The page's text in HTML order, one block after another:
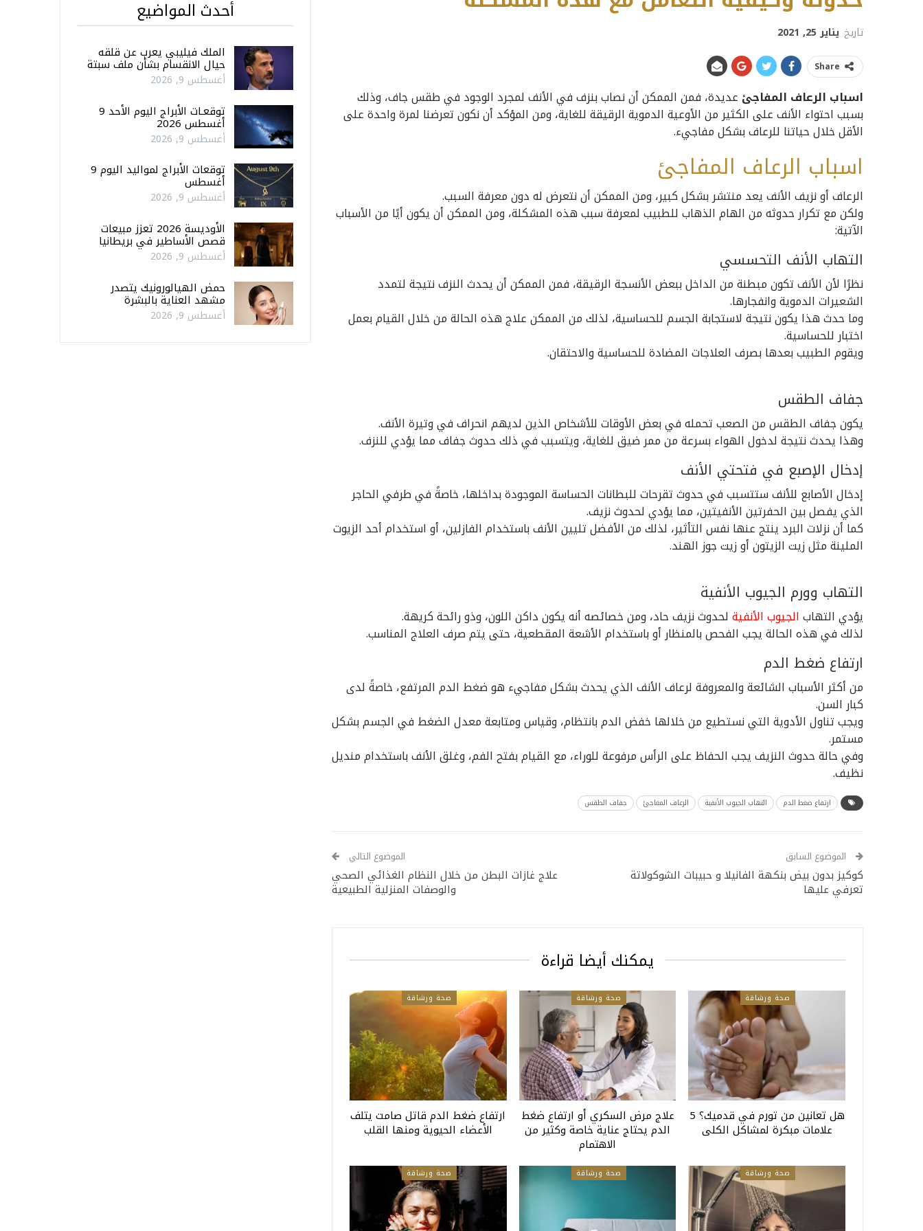
تاريخ يناير 25, 2021
Share
اسباب الرعاف المفاجئ عديدة، فمن الممكن أن نصاب بنزف في الأنف لمجرد الوجود في طقس جاف، وذلك
بسبب احتواء الأنف على الكثير من الأوعية الدموية الرقيقة للغاية، ومن المؤكد أن نكون تعرضنا لمرة واحدة على
الأقل خلال حياتنا للرعاف بشكل مفاجيء.
اسباب الرعاف المفاجئ
الرعاف أو نزيف الأنف يعد منتشر بشكل كبير، ومن الممكن أن نتعرض له دون معرفة السبب.
ولكن مع تكرار حدوثه من الهام الذهاب للطبيب لمعرفة سبب هذه المشكلة، ومن الممكن أن يكون أيًا من الأسباب
الآتية:
التهاب الأنف التحسسي
نظرًا لأن الأنف تكون مبطنة من الداخل ببعض الأنسجة الرقيقة، فمن الممكن أن يحدث النزف نتيجة لتمدد
الشعيرات الدموية وانفجارها.
وما حدث هذا يكون نتيجة لاستجابة الجسم للحساسية، لذلك من الممكن علاج هذه الحالة من خلال القيام بعمل
اختبار للحساسية.
ويقوم الطبيب بعدها بصرف العلاجات المضادة للحساسية والاحتقان.
جفاف الطقس
يكون جفاف الطقس من الصعب تحمله في بعض الأوقات للأشخاص الذين لديهم انحراف في وتيرة الأنف.
وهذا يحدث نتيجة لدخول الهواء بسرعة من ممر ضيق للغاية، ويتسبب في ذلك حدوث جفاف مما يؤدي للنزف.
إدخال الإصبع في فتحتي الأنف
إدخال الأصابع للأنف ستتسبب في حدوث تقرحات للبطانات الحساسة الموجودة بداخلها، خاصةً في طرفي الحاجر
الذي يفصل بين الحفرتين الأنفيتين، مما يؤدي لحدوث نزيف.
كما أن نزلات البرد ينتج عنها نفس التأثير، لذلك من الأفضل تليين الأنف باستخدام الفازلين، أو استخدام أحد الزيوت
الملينة مثل زيت الزيتون أو زيت جوز الهند.
التهاب وورم الجيوب الأنفية
يؤدي التهابالجيوب الأنفيةلحدوث نزيف حاد، ومن خصائصه أنه يكون داكن اللون، وذو رائحة كريهة.
لذلك في هذه الحالة يجب الفحص بالمنظار أو باستخدام الأشعة المقطعية، حتى يتم صرف العلاج المناسب.
ارتفاع ضغط الدم
من أكثر الأسباب الشائعة والمعروفة لرعاف الأنف الذي يحدث بشكل مفاجيء هو ضغط الدم المرتفع، خاصةً لدى
كبار السن.
ويجب تناول الأدوية التي نستطيع من خلالها خفض الدم بانتظام، وقياس ومتابعة معدل الضغط في الجسم بشكل
مستمر.
وفي حالة حدوث النزيف يجب الحفاظ على الرأس مرفوعة للوراء، مع القيام بفتح الفم، وغلق الأنف باستخدام منديل
نظيف.
ارتفاع ضغط الدم التهاب الجيوب الأنفية الرعاف المغاجئ جفاف الطقس
الموضوع السابق
كوكيز بدون بيض بنكهة الفانيلا و حبيبات الشوكولاتة
تعرفي عليها
الموضوع التالي
علاج غازات البطن من خلال النظام الغذائي الصحي
والوصفات المنزلية الطبيعية
يمكنك أيضا قراءة
صحة ورشاقة
هل تعانين من تورم في قدميك؟ 5
علامات مبكرة لمشاكل الكلى
صحة ورشاقة
علاج مرض السكري أو ارتفاع ضغط
الدم يحتاج عناية خاصة وكثير من
الاهتمام
صحة ورشاقة
ارتفاع ضغط الدم قاتل صامت يتلف
الأعضاء الحيوية ومنها القلب
صحة ورشاقة صحة ورشاقة صحة ورشاقة
أحدث المواضيع
الملك فيليبي يعرب عن قلقه
حيال الانقسام بشأن ملف سبتة
أغسطس 9, 2026
توقعـات الأبراج اليوم الأحد 9
أغسطس 2026
أغسطس 9, 2026
توقعات الأبراج لمواليد اليوم 9
أغسطس
أغسطس 9, 2026
الأوديسة 2026 تعزز مبيعات
قصص الأساطير في بريطانيا
أغسطس 9, 2026
حمض الهيالورونيك يتصدر
مشهد العناية بالبشرة
أغسطس 9, 2026